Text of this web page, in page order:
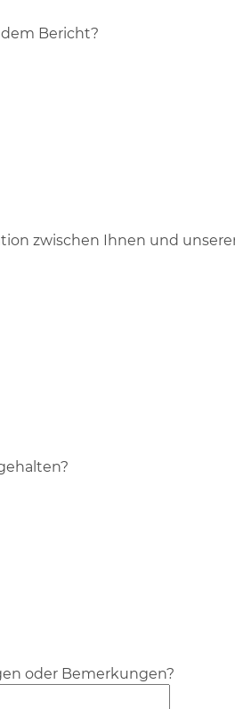
Bericht?
zwischen Ihnen und
oder Bemerkungen?